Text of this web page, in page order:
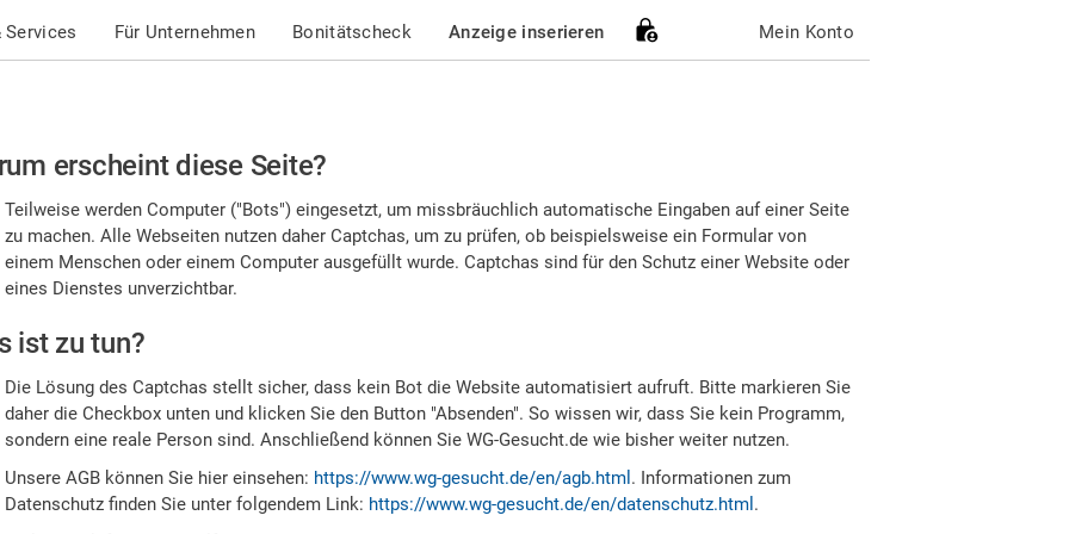
Services Für Unternehmen Bonitätscheck Anzeige inserieren Mein Konto
erscheint diese Seite?
Teilweise werden Computer ("Bots") eingesetzt, um missbräuchlich automatische Eingaben auf einer Seite
zu machen. Alle Webseiten nutzen daher Captchas, um zu prüfen, ob beispielsweise ein Formular von
einem Menschen oder einem Computer ausgefüllt wurde. Captchas sind für den Schutz einer Website oder
eines Dienstes unverzichtbar.
ist zu tun?
Die Lösung des Captchas stellt sicher, dass kein Bot die Website automatisiert aufruft. Bitte markieren Sie
daher die Checkbox unten und klicken Sie den Button "Absenden". So wissen wir, dass Sie kein Programm,
sondern eine reale Person sind. Anschließend können Sie WG-Gesucht.de wie bisher weiter nutzen.
Unsere AGB können Sie hier einsehen: https://www.wg-gesucht.de/en/agb.html . Informationen zum
Datenschutz finden Sie unter folgendem Link: https://www.wg-gesucht.de/en/datenschutz.html .